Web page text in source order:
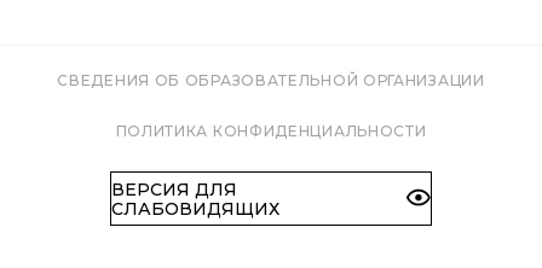
СВЕДЕНИЯ ОБ ОБРАЗОВАТЕЛЬНОЙ ОРГАНИЗАЦИИ
ПОЛИТИКА КОНФИДЕНЦИАЛЬНОСТИ
ВЕРСИЯ ДЛЯ
СЛАБОВИДЯЩИХ